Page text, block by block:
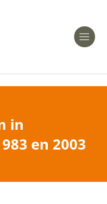
in
en 2003